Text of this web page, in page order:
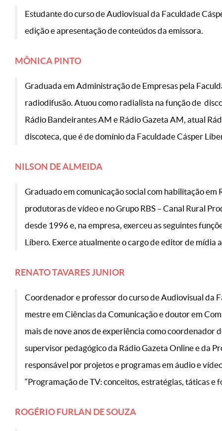
Estudante do curso de Audiovisual da Faculdade
edição e apresentação de conteúdos da emissora.
MÔNICA PINTO
Graduada em Administração de Empresas pela
radiodifusão. Atuou como radialista na função de
Rádio Bandeirantes AM e Rádio Gazeta AM, atual
discoteca, que é de domínio da Faculdade Cásper
NILSON DE ALMEIDA
Graduado em comunicação social com habilitação
produtoras de vídeo e no Grupo RBS – Canal Rural
desde 1996 e, na empresa, exerceu as seguintes
Líbero. Exerce atualmente o cargo de editor de mídia
RENATO TAVARES JUNIOR
Coordenador e professor do curso de Audiovisual da
mestre em Ciências da Comunicação e doutor em
mais de nove anos de experiência como coordenador
supervisor pedagógico da Rádio Gazeta Online e da
responsável por projetos e programas em áudio e
“Programação de TV: conceitos, estratégias, táticas e
ROGÉRIO FURLAN DE SOUZA